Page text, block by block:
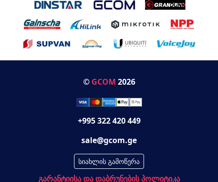
© GCOM 2026
+995 322 420 449
sale@gcom.ge
სიახლის გამოწერა
გარანტიისა და დაბრუნების პოლიტიკა